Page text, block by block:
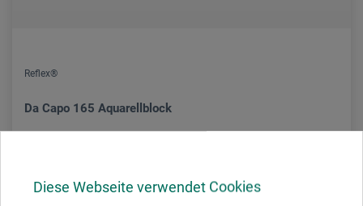
Diese Webseite verwendet Cookies
Reflex®
Da Capo 165 Aquarellblock